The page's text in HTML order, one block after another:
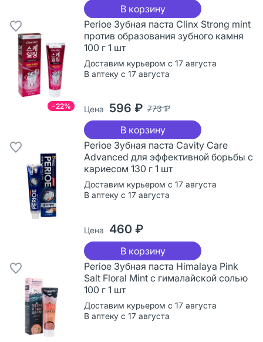
В корзину
−22%
Perioe Зубная паста Clinx Strong mint
против образования зубного камня
100 г 1 шт
Доставим курьером с 17 августа
В аптеку с 17 августа
Цена 596 ₽ 773 ₽
В корзину
Perioe Зубная паста Cavity Care
Advanced для эффективной борьбы с
кариесом 130 г 1 шт
Доставим курьером с 17 августа
В аптеку с 17 августа
Цена 460 ₽
В корзину
Perioe Зубная паста Himalaya Pink
Salt Floral Mint с гималайской солью
100 г 1 шт
Доставим курьером с 17 августа
В аптеку с 17 августа